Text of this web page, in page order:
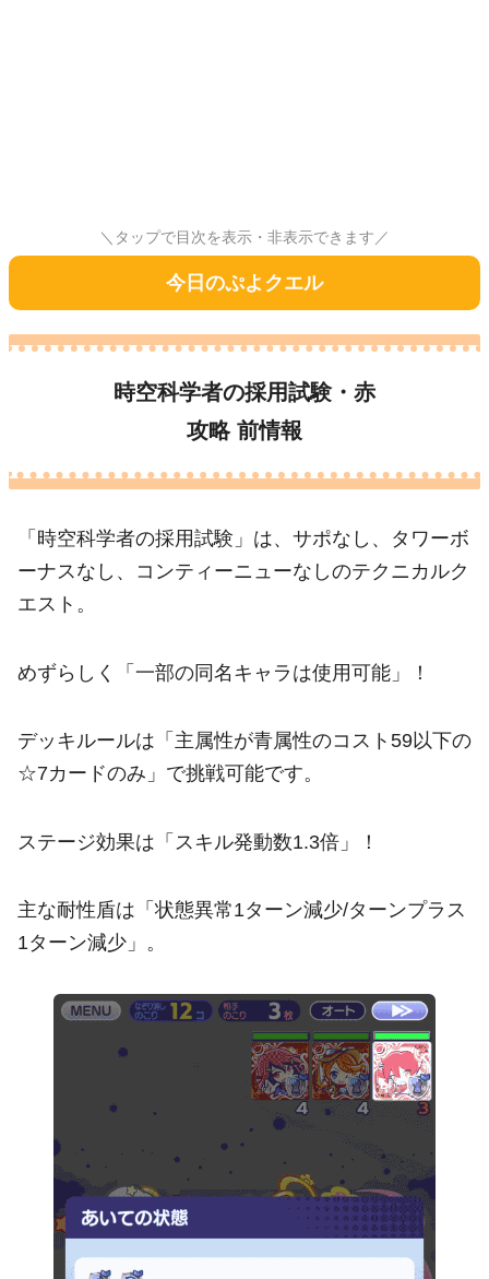
＼タップで目次を表示・非表示できます／
今日のぷよクエル
時空科学者の採用試験・赤
攻略 前情報
「時空科学者の採用試験」は、サポなし、タワーボ
ーナスなし、コンティーニューなしのテクニカルク
エスト。
めずらしく「一部の同名キャラは使用可能」！
デッキルールは「主属性が青属性のコスト59以下の
☆7カードのみ」で挑戦可能です。
ステージ効果は「スキル発動数1.3倍」！
主な耐性盾は「状態異常1ターン減少/ターンプラス
1ターン減少」。